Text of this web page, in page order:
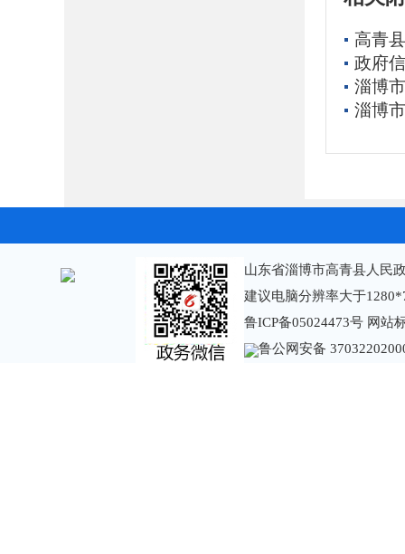
高青
政府
淄博
淄博
山东省淄博市高青县人民
建议电脑分辨率大于
鲁ICP备05024473号 网站
鲁公网安备